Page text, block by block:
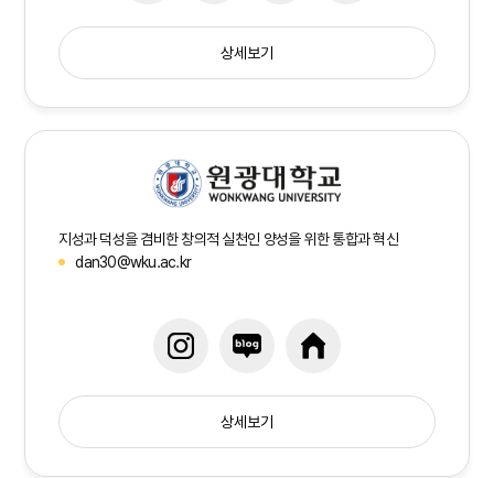
상세보기
지성과 덕성을 겸비한 창의적 실천인 양성을 위한 통합과 혁신
dan30@wku.ac.kr
상세보기